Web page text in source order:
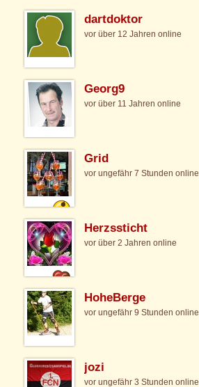
dartdoktor
vor über 12 Jahren online
Georg9
vor über 11 Jahren online
Grid
vor ungefähr 7 Stunden online
Herzssticht
vor über 2 Jahren online
HoheBerge
vor ungefähr 9 Stunden online
jozi
vor ungefähr 3 Stunden online